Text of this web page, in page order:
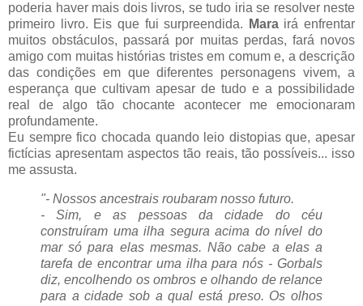
poderia haver mais dois livros, se tudo iria se resolver neste
primeiro livro. Eis que fui surpreendida.
Marairá enfrentar
muitos obstáculos, passará por muitas perdas, fará novos
amigo com muitas histórias tristes em comum e, a descrição
das condições em que diferentes personagens vivem, a
esperança que cultivam apesar de tudo e a possibilidade
real de algo tão chocante acontecer me emocionaram
profundamente.
Eu sempre fico chocada quando leio distopias que, apesar
fictícias apresentam aspectos tão reais, tão possíveis... isso
me assusta.
"- Nossos ancestrais roubaram nosso futuro.
- Sim, e as pessoas da cidade do céu
construíram uma ilha segura acima do nível do
mar só para elas mesmas. Não cabe a elas a
tarefa de encontrar uma ilha para nós - Gorbals
diz, encolhendo os ombros e olhando de relance
para a cidade sob a qual está preso. Os olhos